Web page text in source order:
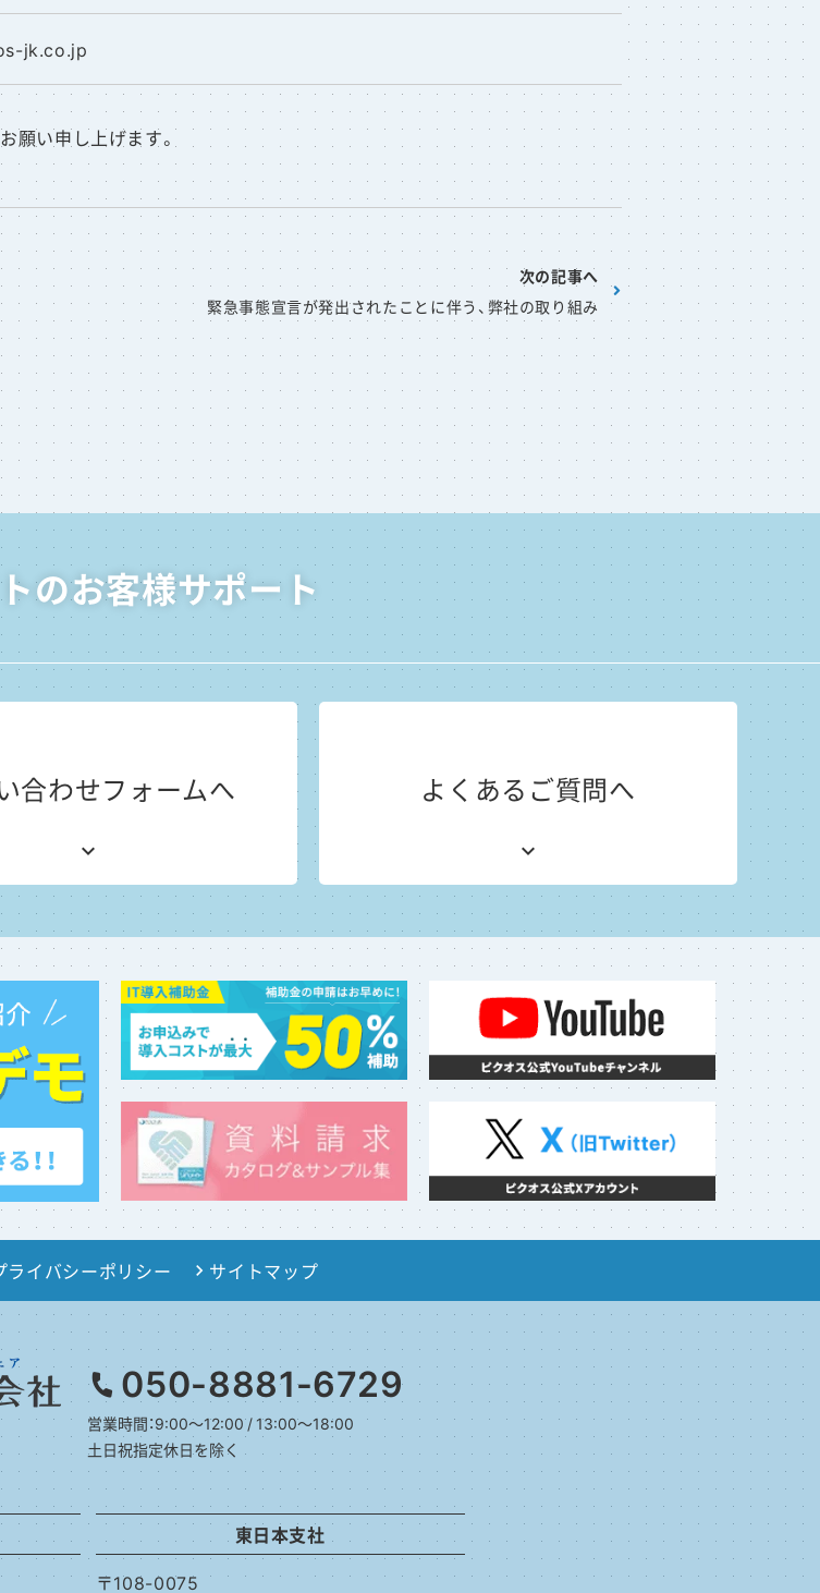
jk.co.jp
願い申し上げます。
次の記事へ
緊急事態宣言が発出されたことに伴う、弊社の取り組み
のお客様サポート
合わせフォームへ よくあるご質問へ
ライバシーポリシー サイトマップ
050-8881-6729
営業時間：9:00～12:00 / 13:00～18:00
土日祝指定休日を除く
東日本支社
〒108-0075